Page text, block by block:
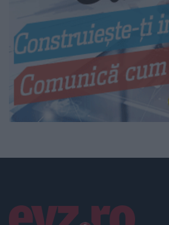
Linkuri utile